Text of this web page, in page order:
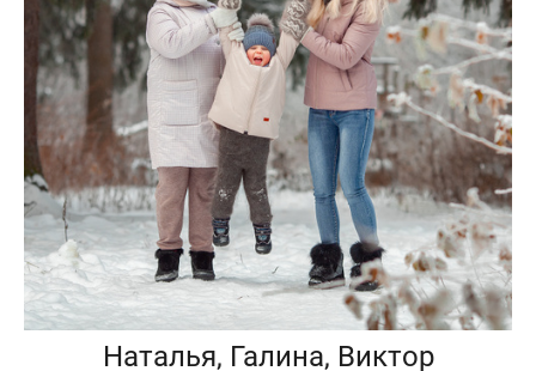
Наталья, Галина, Виктор